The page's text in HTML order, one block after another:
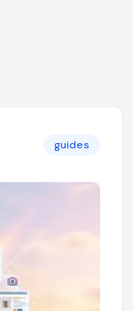
guides